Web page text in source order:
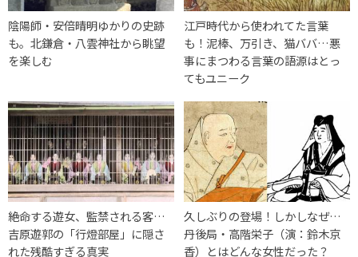
陰陽師・安倍晴明ゆかりの史跡
も。北鎌倉・八雲神社から眺望
を楽しむ
江戸時代から使われてた言葉
も！泥棒、万引き、猫ババ…悪
事にまつわる言葉の語源はとっ
てもユニーク
絶命する遊女、監禁される客…
吉原遊郭の「行燈部屋」に隠さ
れた残酷すぎる真実
久しぶりの登場！しかしなぜ…
丹後局・高階栄子（演：鈴木京
香）とはどんな女性だった？